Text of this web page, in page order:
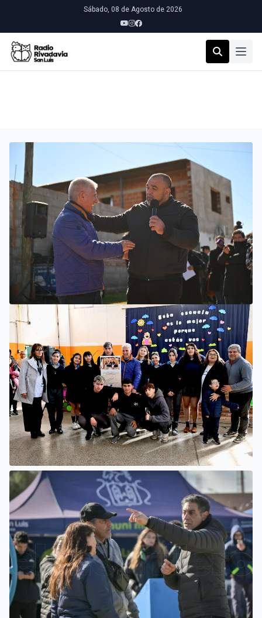
Sábado, 08 de Agosto de 2026
VILLA MERCEDES
COMENZÓ UNA OBRA PARA AMPLIAR LAS REDES DE
AGUA POTABLE Y CLOACAS EN VILLA MERCEDES
SAN LUIS
LA ESCUELA N°34 ESTRENÓ UNA SALA DE 3 AÑOS Y LAS
OBRAS QUE PERMITEN COMPLETAR EL CICLO
SECUNDARIO